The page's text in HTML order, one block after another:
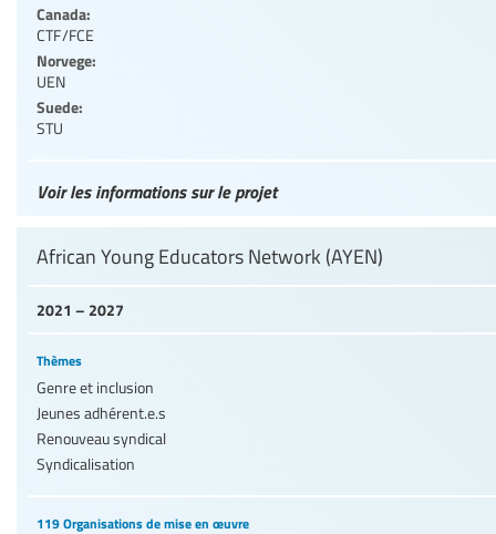
Canada:
CTF/FCE
Norvege:
UEN
Suede:
STU
Voir les informations sur le projet
2021 – 2027
African Young Educators Network (AYEN)
Thèmes
Genre et inclusion
Jeunes adhérent.e.s
Renouveau syndical
Syndicalisation
119 Organisations de mise en œuvre